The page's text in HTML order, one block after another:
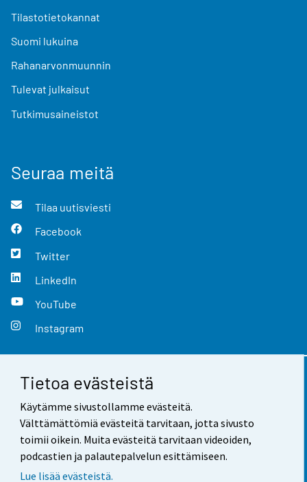
Tietoa evästeistä
Käytämme sivustollamme evästeitä.
Välttämättömiä evästeitä tarvitaan, jotta sivusto
toimii oikein. Muita evästeitä tarvitaan videoiden,
podcastien ja palautepalvelun esittämiseen.
Lue lisää evästeistä.
Tilastotietokannat
Suomi lukuina
Rahanarvonmuunnin
Tulevat julkaisut
Tutkimusaineistot
Seuraa meitä
Tilaa uutisviesti
Facebook
Twitter
LinkedIn
YouTube
Instagram
Yhteystiedot
Palaute
Käyttöehdot